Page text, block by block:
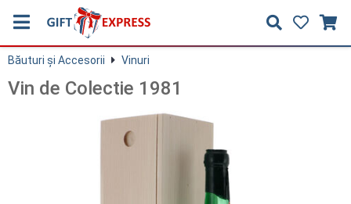
Băuturi și Accesorii Vinuri
Vin de Colectie 1981